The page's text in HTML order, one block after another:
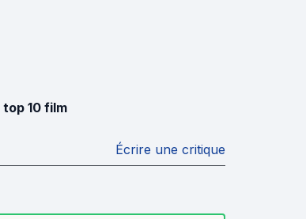
top 10 film
Écrire une critique